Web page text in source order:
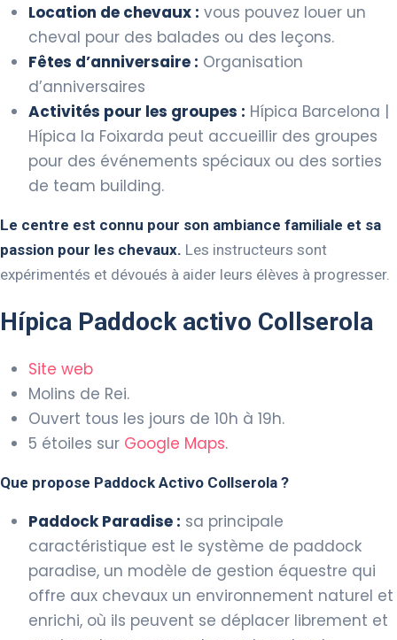
Location de chevaux : vous pouvez louer un
cheval pour des balades ou des leçons.
Fêtes d’anniversaire : Organisation
d’anniversaires
Activités pour les groupes : Hípica Barcelona |
Hípica la Foixarda peut accueillir des groupes
pour des événements spéciaux ou des sorties
de team building.
Le centre est connu pour son ambiance familiale et sa
passion pour les chevaux. Les instructeurs sont
expérimentés et dévoués à aider leurs élèves à progresser.
Hípica Paddock activo Collserola
Site web
Molins de Rei.
Ouvert tous les jours de 10h à 19h.
5 étoiles sur Google Maps.
Que propose Paddock Activo Collserola ?
Paddock Paradise : sa principale
caractéristique est le système de paddock
paradise, un modèle de gestion équestre qui
offre aux chevaux un environnement naturel et
enrichi, où ils peuvent se déplacer librement et